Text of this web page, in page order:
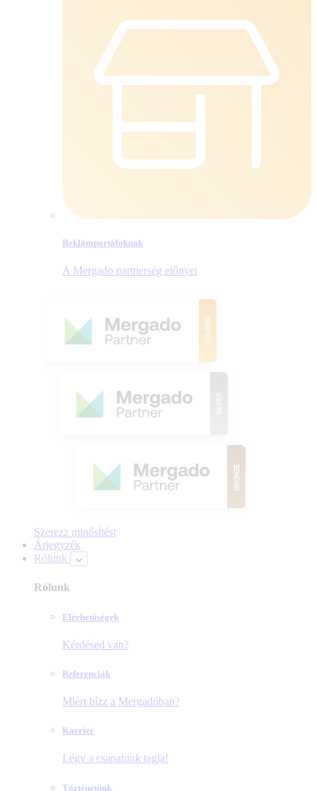
Reklámportáloknak
A Mergado partnerség előnyei
Szerezz minősítést
Árjegyzék
Rólunk
Rólunk
Elérhetőségek
Kérdésed van?
Referenciák
Miért bízz a Mergadóban?
Karrier
Légy a csapatunk tagja!
Történetünk